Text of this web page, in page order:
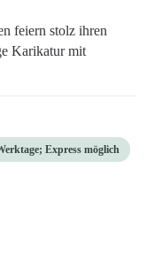
feiern stolz ihren
Karikatur mit
Express möglich